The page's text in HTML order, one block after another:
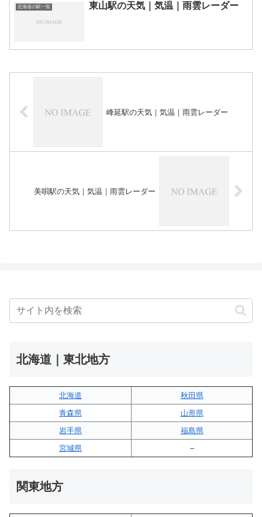
北海道の駅一覧 東山駅の天気｜気温｜雨雲レーダー
峰延駅の天気｜気温｜雨雲レーダー
美唄駅の天気｜気温｜雨雲レーダー
北海道｜東北地方
北海道
秋田県
青森県
山形県
岩手県
福島県
宮城県
–
関東地方